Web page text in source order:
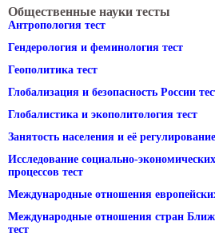
Общественные науки тесты
Антропология тест
Гендерология и феминология тест
Геополитика тест
Глобализация и безопасность России
Глобалистика и экополитология тест
Занятость населения и её
Исследование социально-
процессов тест
Международные отношения
Международные отношения стран
тест